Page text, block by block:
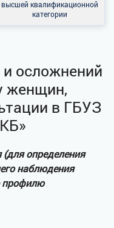
высшей квалификационной
категории
и осложнений
женщин,
в ГБУЗ
(для определения
наблюдения
профилю